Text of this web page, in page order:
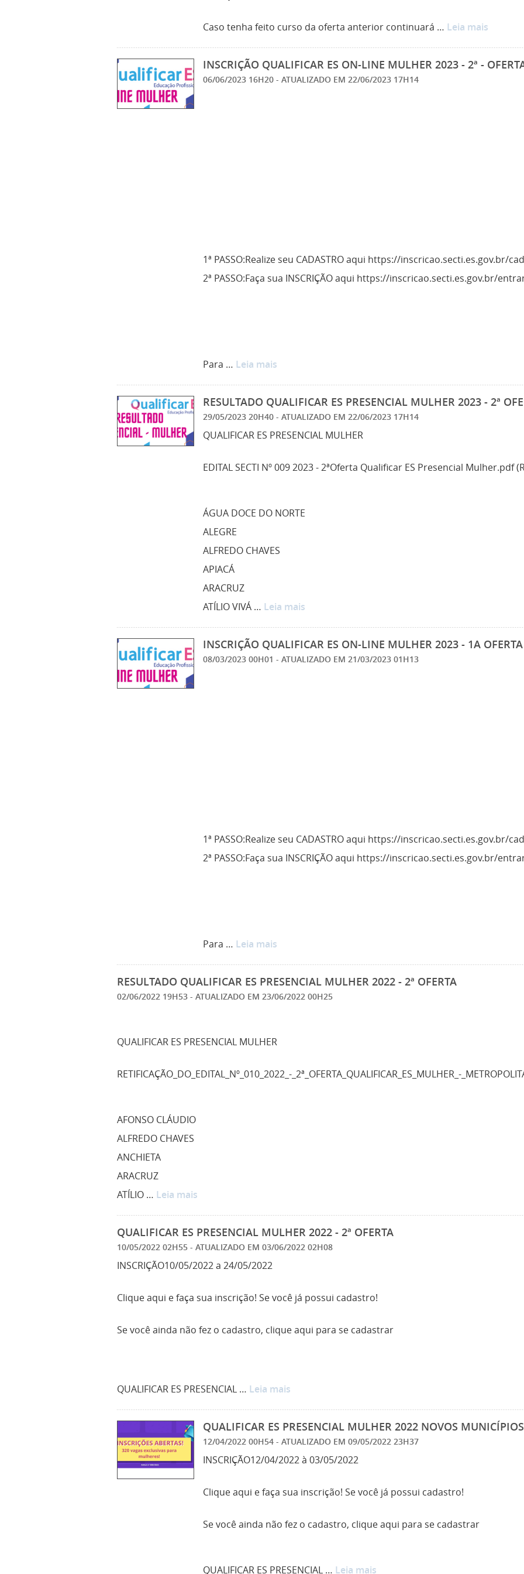
Caso tenha feito curso da oferta anterior continuará … Leia mais
INSCRIÇÃO QUALIFICAR ES ON-LINE MULHER 2023 - 2ª -
06/06/2023 16H20 - ATUALIZADO EM 22/06/2023 17H14
1ª PASSO:Realize seu CADASTRO aqui https://inscricao.secti.es.gov.br/
2ª PASSO:Faça sua INSCRIÇÃO aqui https://inscricao.secti.es.gov.br/
Para … Leia mais
RESULTADO QUALIFICAR ES PRESENCIAL MULHER 2023 - 2ª
29/05/2023 20H40 - ATUALIZADO EM 22/06/2023 17H14
QUALIFICAR ES PRESENCIAL MULHER
EDITAL SECTI Nº 009 2023 - 2ªOferta Qualificar ES Presencial Mulher.pdf
ÁGUA DOCE DO NORTE
ALEGRE
ALFREDO CHAVES
APIACÁ
ARACRUZ
ATÍLIO VIVÁ … Leia mais
INSCRIÇÃO QUALIFICAR ES ON-LINE MULHER 2023 - 1A OFERTA
08/03/2023 00H01 - ATUALIZADO EM 21/03/2023 01H13
1ª PASSO:Realize seu CADASTRO aqui https://inscricao.secti.es.gov.br/
2ª PASSO:Faça sua INSCRIÇÃO aqui https://inscricao.secti.es.gov.br/
Para … Leia mais
RESULTADO QUALIFICAR ES PRESENCIAL MULHER 2022 - 2ª OFERTA
02/06/2022 19H53 - ATUALIZADO EM 23/06/2022 00H25
QUALIFICAR ES PRESENCIAL MULHER
RETIFICAÇÃO_DO_EDITAL_Nº_010_2022_-_2ª_OFERTA_QUALIFICAR_ES_MULHER_-
AFONSO CLÁUDIO
ALFREDO CHAVES
ANCHIETA
ARACRUZ
ATÍLIO … Leia mais
QUALIFICAR ES PRESENCIAL MULHER 2022 - 2ª OFERTA
10/05/2022 02H55 - ATUALIZADO EM 03/06/2022 02H08
INSCRIÇÃO10/05/2022 a 24/05/2022
Clique aqui e faça sua inscrição! Se você já possui cadastro!
Se você ainda não fez o cadastro, clique aqui para se cadastrar
QUALIFICAR ES PRESENCIAL … Leia mais
QUALIFICAR ES PRESENCIAL MULHER 2022 NOVOS
12/04/2022 00H54 - ATUALIZADO EM 09/05/2022 23H37
INSCRIÇÃO12/04/2022 à 03/05/2022
Clique aqui e faça sua inscrição! Se você já possui cadastro!
Se você ainda não fez o cadastro, clique aqui para se cadastrar
QUALIFICAR ES PRESENCIAL … Leia mais